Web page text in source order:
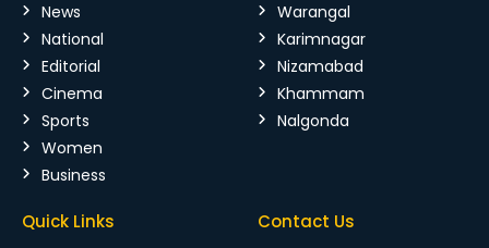
News
National
Editorial
Cinema
Sports
Women
Business
Warangal
Karimnagar
Nizamabad
Khammam
Nalgonda
Quick Links Contact Us